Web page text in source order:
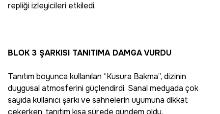
repliği izleyicileri etkiledi.
BLOK 3 ŞARKISI TANITIMA DAMGA VURDU
Tanıtım boyunca kullanılan “Kusura Bakma”, dizinin
duygusal atmosferini güçlendirdi. Sanal medyada çok
sayıda kullanıcı şarkı ve sahnelerin uyumuna dikkat
çekerken, tanıtım kısa sürede gündem oldu.